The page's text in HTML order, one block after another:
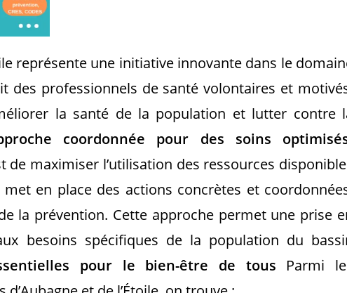
représente une initiative innovante dans le
des professionnels de santé volontaires et
la santé de la population et lutter contre
coordonnée pour des soins
de maximiser l’utilisation des ressources
en place des actions concrètes et
la prévention. Cette approche permet une prise
besoins spécifiques de la population du
pour le bien-être de tous Parmi